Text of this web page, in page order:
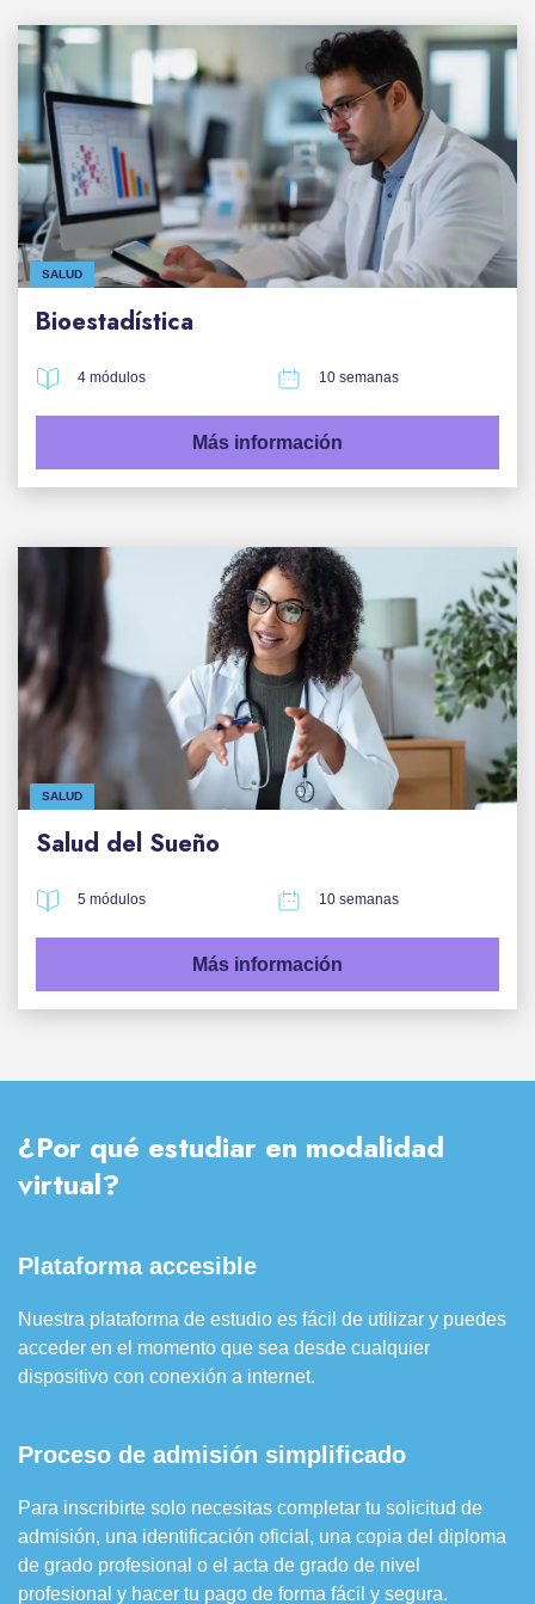
SALUD
Bioestadística
4 módulos 10 semanas
Más información
SALUD
Salud del Sueño
5 módulos 10 semanas
Más información
¿Por qué estudiar en modalidad
virtual?
Plataforma accesible
Nuestra plataforma de estudio es fácil de utilizar y puedes
acceder en el momento que sea desde cualquier
dispositivo con conexión a internet.
Proceso de admisión simplificado
Para inscribirte solo necesitas completar tu solicitud de
admisión, una identificación oficial, una copia del diploma
de grado profesional o el acta de grado de nivel
profesional y hacer tu pago de forma fácil y segura.